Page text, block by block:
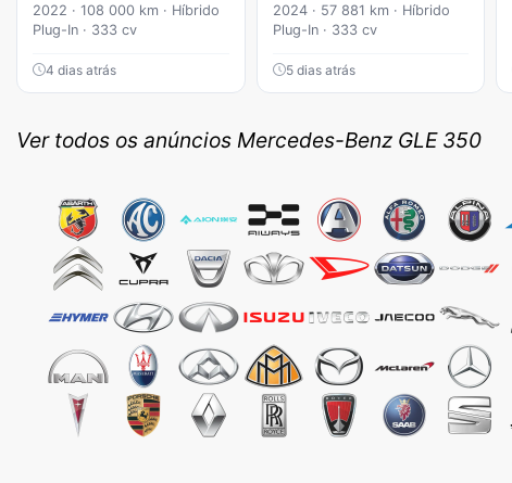
2022 · 108 000 km · Híbrido
Plug-In · 333 cv
4 dias atrás
2024 · 57 881 km · Híbrido
Plug-In · 333 cv
5 dias atrás
Ver todos os anúncios Mercedes-Benz GLE 350